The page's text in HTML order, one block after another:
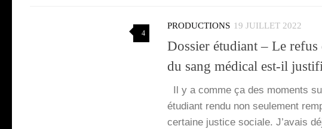
4
PRODUCTIONS 19 JUILLET 2022
Dossier étudiant – Le refus
du sang médical est-il
Il y a comme ça des moments
étu­diant ren­du non seule­ment
cer­taine jus­tice sociale. J’a­vais